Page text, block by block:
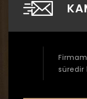
süredir